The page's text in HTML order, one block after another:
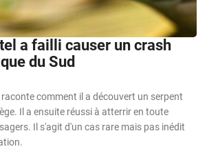
a failli causer un crash
du Sud
comment il a découvert un serpent
Il a ensuite réussi à atterrir en toute
Il s'agit d'un cas rare mais pas inédit